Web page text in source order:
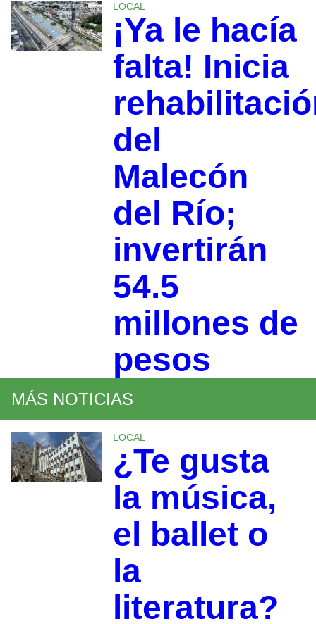
LOCAL
¡Ya le hacía
falta! Inicia
del
Malecón
del Río;
invertirán
54.5
millones de
pesos
MÁS NOTICIAS
LOCAL
¿Te gusta
la música,
el ballet o
la
literatura?